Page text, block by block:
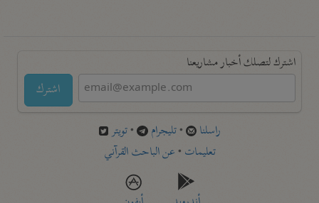
اشترك لتصلك أخبار مشاريعنا
اشترك
راسلنا •تليجرام •تويتر
تعليمات •عن الباحث القرآني